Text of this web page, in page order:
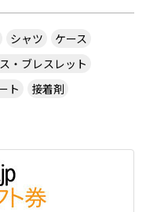
シャツ
ケース
・ブレスレット
ト
接着剤